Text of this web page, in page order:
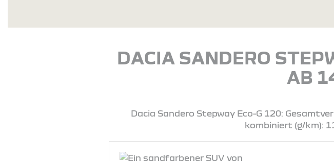
DACIA SANDERO
AB
Dacia Sandero Stepway Eco-G 120:
kombiniert (g/km):